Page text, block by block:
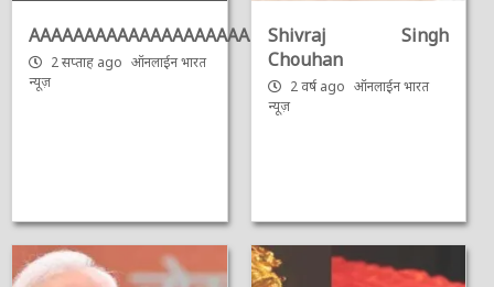
AAAAAAAAAAAAAAAAAAAAAAAAAAAAAAAAA
2 सप्ताह ago ऑनलाईन भारत
न्यूज़
Shivraj Singh
Chouhan
2 वर्ष ago ऑनलाईन भारत
न्यूज़